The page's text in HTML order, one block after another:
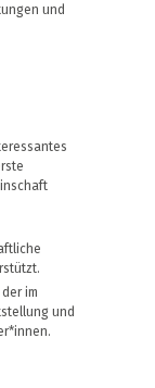
und
im
und